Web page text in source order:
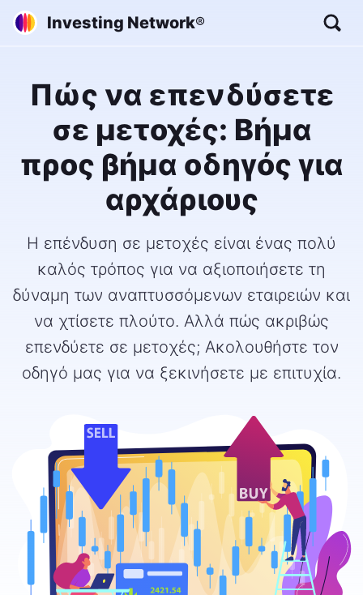
Investing Network®
Πώς να επενδύσετε
σε μετοχές: Βήμα
προς βήμα οδηγός για
αρχάριους
Η επένδυση σε μετοχές είναι ένας πολύ
καλός τρόπος για να αξιοποιήσετε τη
δύναμη των αναπτυσσόμενων εταιρειών και
να χτίσετε πλούτο. Αλλά πώς ακριβώς
επενδύετε σε μετοχές; Ακολουθήστε τον
οδηγό μας για να ξεκινήσετε με επιτυχία.